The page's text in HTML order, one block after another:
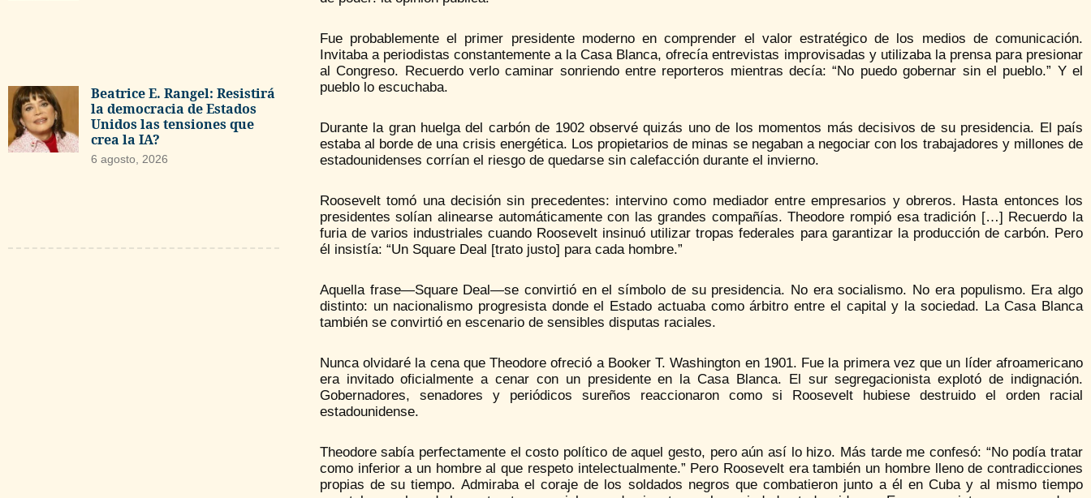
Beatrice E. Rangel: Resistirá
la democracia de Estados
Unidos las tensiones que
crea la IA?
6 agosto, 2026
Fue probablemente el primer presidente moderno en comprender el valor estratégico de los medios de comunicación.
Invitaba a periodistas constantemente a la Casa Blanca, ofrecía entrevistas improvisadas y utilizaba la prensa para presionar
al Congreso. Recuerdo verlo caminar sonriendo entre reporteros mientras decía: “No puedo gobernar sin el pueblo.” Y el
pueblo lo escuchaba.
Durante la gran huelga del carbón de 1902 observé quizás uno de los momentos más decisivos de su presidencia. El país
estaba al borde de una crisis energética. Los propietarios de minas se negaban a negociar con los trabajadores y millones de
estadounidenses corrían el riesgo de quedarse sin calefacción durante el invierno.
Roosevelt tomó una decisión sin precedentes: intervino como mediador entre empresarios y obreros. Hasta entonces los
presidentes solían alinearse automáticamente con las grandes compañías. Theodore rompió esa tradición […] Recuerdo la
furia de varios industriales cuando Roosevelt insinuó utilizar tropas federales para garantizar la producción de carbón. Pero
él insistía: “Un Square Deal [trato justo] para cada hombre.”
Aquella frase—Square Deal—se convirtió en el símbolo de su presidencia. No era socialismo. No era populismo. Era algo
distinto: un nacionalismo progresista donde el Estado actuaba como árbitro entre el capital y la sociedad. La Casa Blanca
también se convirtió en escenario de sensibles disputas raciales.
Nunca olvidaré la cena que Theodore ofreció a Booker T. Washington en 1901. Fue la primera vez que un líder afroamericano
era invitado oficialmente a cenar con un presidente en la Casa Blanca. El sur segregacionista explotó de indignación.
Gobernadores, senadores y periódicos sureños reaccionaron como si Roosevelt hubiese destruido el orden racial
estadounidense.
Theodore sabía perfectamente el costo político de aquel gesto, pero aún así lo hizo. Más tarde me confesó: “No podía tratar
como inferior a un hombre al que respeto intelectualmente.” Pero Roosevelt era también un hombre lleno de contradicciones
propias de su tiempo. Admiraba el coraje de los soldados negros que combatieron junto a él en Cuba y al mismo tiempo